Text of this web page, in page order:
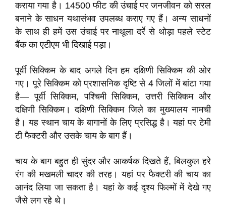
कराया गया है। 14500 फीट की उंचाई पर जनजीवन को सरल
बनाने के साधन यथासंभव उपलब्ध कराए गए हैं। अन्य साधनों
के साथ ही हमें उस उंचाई पर नाथूला दर्रे से थोड़ा पहले स्टेट
बैंक का एटीएम भी दिखाई पड़ा।
पूर्वी सिक्किम के बाद अगले दिन हम दक्षिणी सिक्किम की ओर
गए। पूरे सिक्किम को प्रशासनिक दृष्टि से 4 जिलों में बांटा गया
है— पूर्वी सिक्किम, पश्चिमी सिक्किम, उत्तरी सिक्किम और
दक्षिणी सिक्किम। दक्षिणी सिक्किम जिले का मुख्यालय नामची
है। यह स्थान चाय के बागानों के लिए प्रसिद्ध है। यहां पर टेमी
टी फैक्टरी और उसके चाय के बाग हैं।
चाय के बाग बहुत ही सुंदर और आकर्षक दिखते हैं, बिलकुल हरे
रंग की मखमली चादर की तरह। यहां पर फैक्टरी की चाय का
आनंद लिया जा सकता है। यहां के कई दृश्य फिल्मों में देखे गए
जैसे लग रहे थे।